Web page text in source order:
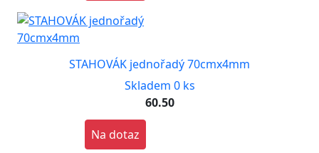
STAHOVÁK jednořadý 70cmx4mm
Skladem 0 ks
60.50
Na dotaz